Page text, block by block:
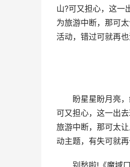
山?可又担心，这一
为旅游中断，那可
活动，错过可就再
盼星星盼月亮，
可又担心，这一出
旅游中断，那可太
动主题，有失可就再